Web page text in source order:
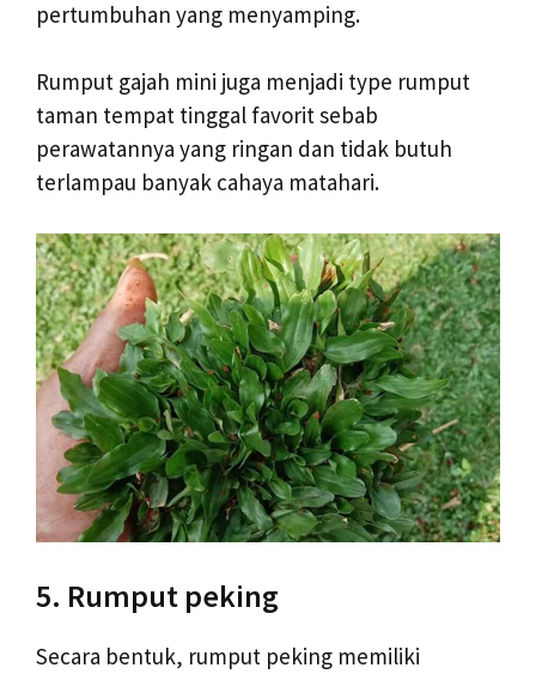
pertumbuhan yang menyamping.
Rumput gajah mini juga menjadi type rumput
taman tempat tinggal favorit sebab
perawatannya yang ringan dan tidak butuh
terlampau banyak cahaya matahari.
5. Rumput peking
Secara bentuk, rumput peking memiliki